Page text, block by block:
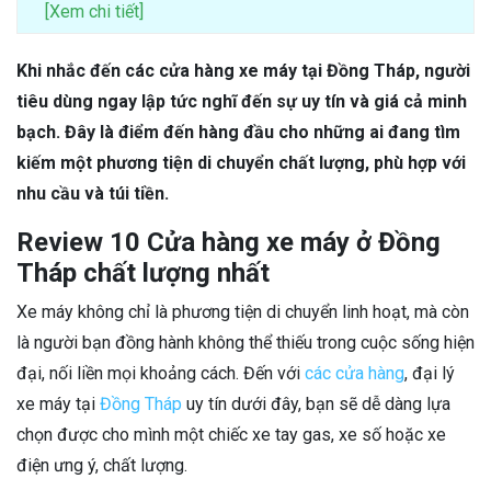
[Xem chi tiết]
Khi nhắc đến các cửa hàng xe máy tại Đồng Tháp, người
tiêu dùng ngay lập tức nghĩ đến sự uy tín và giá cả minh
bạch. Đây là điểm đến hàng đầu cho những ai đang tìm
kiếm một phương tiện di chuyển chất lượng, phù hợp với
nhu cầu và túi tiền.
Review 10 Cửa hàng xe máy ở Đồng
Tháp chất lượng nhất
Xe máy không chỉ là phương tiện di chuyển linh hoạt, mà còn
là người bạn đồng hành không thể thiếu trong cuộc sống hiện
đại, nối liền mọi khoảng cách. Đến với các cửa hàng, đại lý
xe máy tại Đồng Tháp uy tín dưới đây, bạn sẽ dễ dàng lựa
chọn được cho mình một chiếc xe tay gas, xe số hoặc xe
điện ưng ý, chất lượng.